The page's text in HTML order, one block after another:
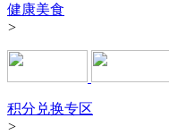
健康美食
>
积分兑换专区
>